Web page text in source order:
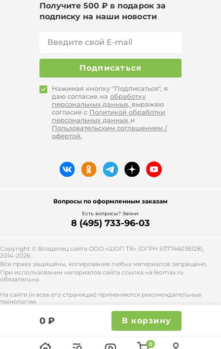
0
0 ₽ В корзину
Получите 500 ₽ в подарок за
подписку на наши новости
Подписаться
Нажимая кнопку "Подписаться", я
даю согласие на обработку
персональных данных, выражаю
согласие с Политикой обработки
персональных данных и
Пользовательским соглашением /
офертой.
Вопросы по оформленным заказам
Есть вопросы? Звони:
8 (495) 733-96-03
Copyright © Владелец сайта ООО «ШОП ТВ» (ОГРН 5117746036128),
2014-2026.
Все права защищены, копирование любых материалов запрещено.
При использовании материалов сайта ссылка на leomax.ru
обязательна.
На сайте (и всех его страницах) применяются рекомендательные
технологии.